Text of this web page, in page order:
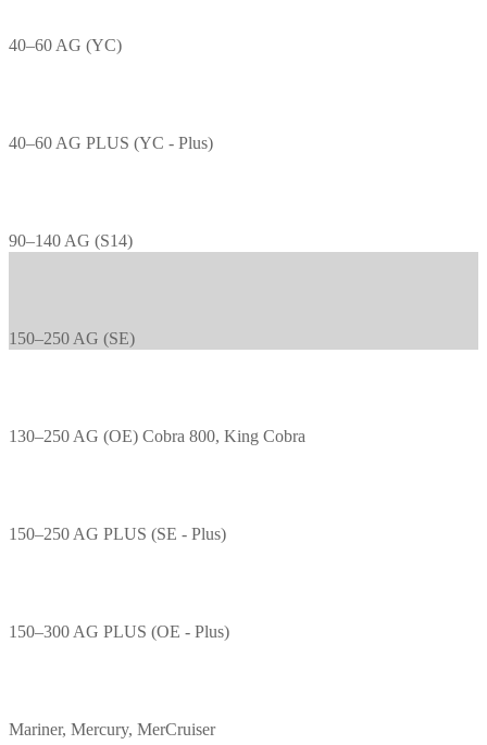
40–60 AG (YC)
40–60 AG PLUS (YC - Plus)
90–140 AG (S14)
150–250 AG (SE)
130–250 AG (OE) Cobra 800, King Cobra
150–250 AG PLUS (SE - Plus)
150–300 AG PLUS (OE - Plus)
Mariner, Mercury, MerCruiser